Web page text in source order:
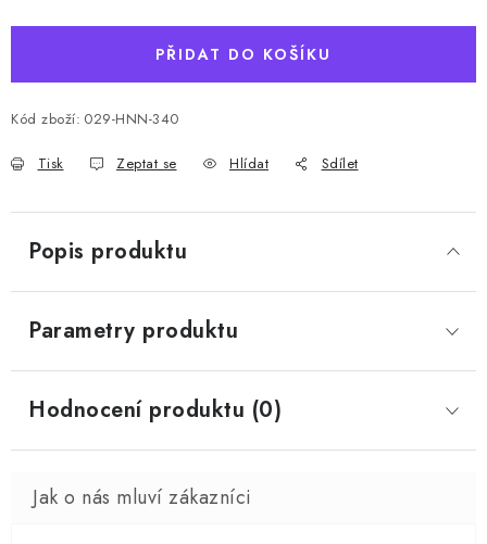
PŘIDAT DO KOŠÍKU
Kód zboží: 029-HNN-340
Tisk Zeptat se Hlídat Sdílet
Popis produktu
Parametry produktu
Hodnocení produktu (0)